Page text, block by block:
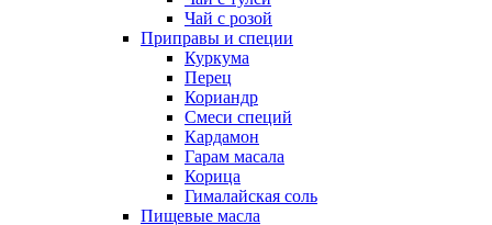
Чай с розой
Приправы и специи
Куркума
Перец
Кориандр
Смеси специй
Кардамон
Гарам масала
Корица
Гималайская соль
Пищевые масла